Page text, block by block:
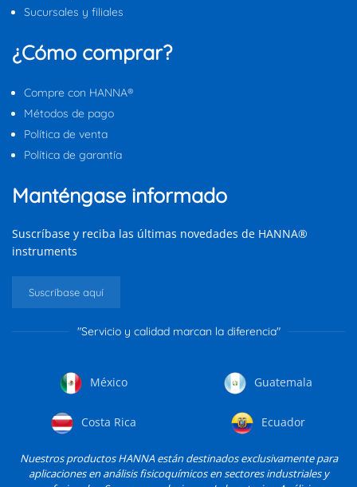
Sucursales y filiales
¿Cómo comprar?
Compre con HANNA®
Métodos de pago
Política de venta
Política de garantía
Manténgase informado
Suscríbase y reciba las últimas novedades de HANNA®
instruments
Suscríbase aquí
"Servicio y calidad marcan la diferencia"
México Guatemala
Costa Rica Ecuador
Nuestros productos HANNA están destinados exclusivamente para
aplicaciones en análisis fisicoquímicos en sectores industriales y